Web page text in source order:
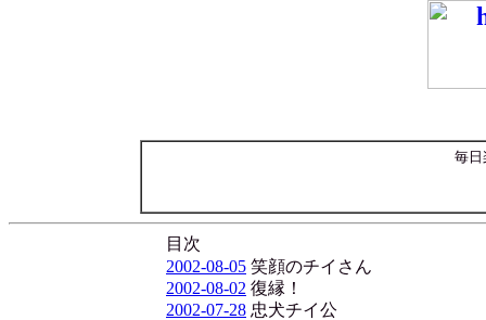
毎日
目次
2002-08-05 笑顔のチイさん
2002-08-02 復縁！
2002-07-28 忠犬チイ公